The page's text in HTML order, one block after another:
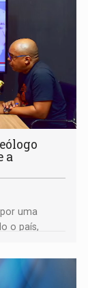
a
uma
o país,